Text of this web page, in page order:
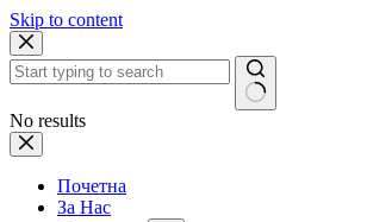
Skip to content
No results
Почетна
За Нас